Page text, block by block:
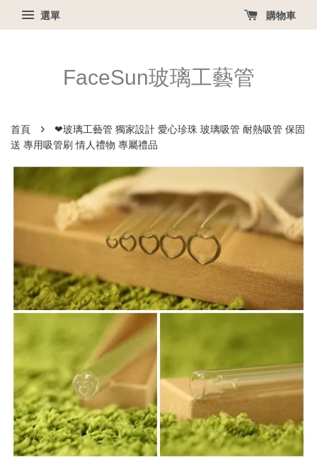
選單 購物車
FaceSun玻璃工藝管
首頁 ›
❤玻璃工藝管 獨家設計 愛心珍珠 玻璃吸管 耐熱吸管 保固
送 專用吸管刷 情人禮物 專屬禮品